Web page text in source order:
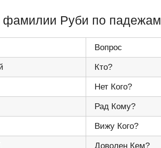
фамилии Руби по падежам
Вопрос
Кто?
Нет Кого?
Рад Кому?
Вижу Кого?
Доволен Кем?